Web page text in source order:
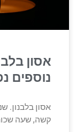
אסון
נוספים
אסון בלבנון.
קשה, שעה